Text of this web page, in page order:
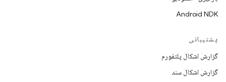
Android NDK
پشتیبانی
گزارش اشکال پلتفورم
گزارش اشکال سند